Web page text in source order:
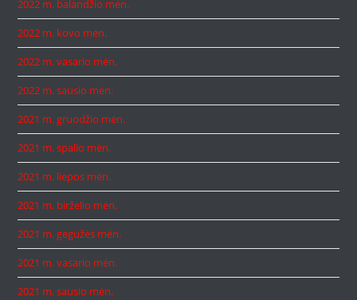
2022 m. balandžio mėn.
2022 m. kovo mėn.
2022 m. vasario mėn.
2022 m. sausio mėn.
2021 m. gruodžio mėn.
2021 m. spalio mėn.
2021 m. liepos mėn.
2021 m. birželio mėn.
2021 m. gegužės mėn.
2021 m. vasario mėn.
2021 m. sausio mėn.